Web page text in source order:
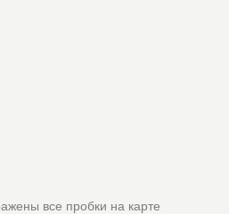
все пробки на карте